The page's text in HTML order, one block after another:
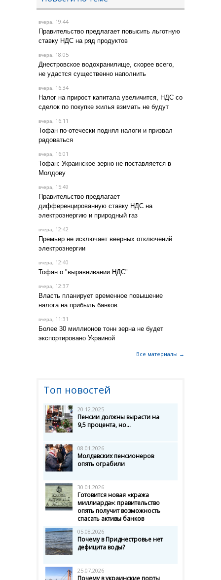
вчера, 19:44
Правительство предлагает повысить льготную
ставку НДС на ряд продуктов
вчера, 18:05
Днестровское водохранилище, скорее всего,
не удастся существенно наполнить
вчера, 16:34
Налог на прирост капитала увеличится, НДС со
сделок по покупке жилья взимать не будут
вчера, 16:11
Тофан по-отечески поднял налоги и призвал
радоваться
вчера, 16:01
Тофан: Украинское зерно не поставляется в
Молдову
вчера, 15:49
Правительство предлагает
дифференцированную ставку НДС на
электроэнергию и природный газ
вчера, 12:42
Премьер не исключает веерных отключений
электроэнергии
вчера, 12:40
Тофан о "выравнивании НДС"
вчера, 12:37
Власть планирует временное повышение
налога на прибыль банков
вчера, 11:31
Более 30 миллионов тонн зерна не будет
экспортировано Украиной
Все материалы →
Топ новостей
20.12.2025
Пенсии должны вырасти на
9,5 процента, но...
08.01.2026
Молдавских пенсионеров
опять ограбили
30.01.2026
Готовится новая «кража
миллиарда»: правительство
опять получит возможность
спасать активы банков
05.08.2026
Почему в Приднестровье нет
дефицита воды?
25.07.2026
Почему в украинские порты